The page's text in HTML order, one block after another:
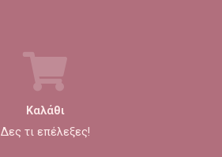
Καλάθι
Δες τι επέλεξες!